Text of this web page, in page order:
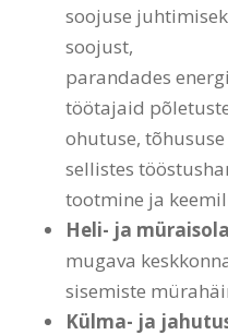
soojuse
soojust,
parandades
töötajaid
ohutuse,
sellistes
tootmine ja
Heli- ja
mugava
sisemiste
Külma- ja